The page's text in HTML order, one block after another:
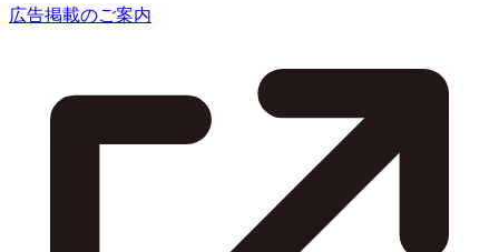
広告掲載のご案内